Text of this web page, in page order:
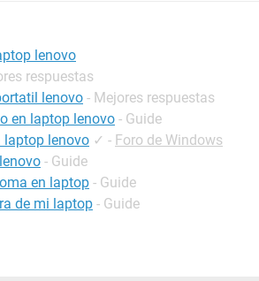
lenovo
respuestas
lenovo - Mejores respuestas
en laptop lenovo - Guide
laptop lenovo ✓ - Foro de Windows
- Guide
en laptop - Guide
de mi laptop - Guide